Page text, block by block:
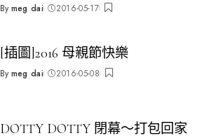
Posted
By meg dai 2016-05-17
[插圖]2016 母親節快樂
Posted
By meg dai 2016-05-08
DOTTY DOTTY 閉幕～打包回家